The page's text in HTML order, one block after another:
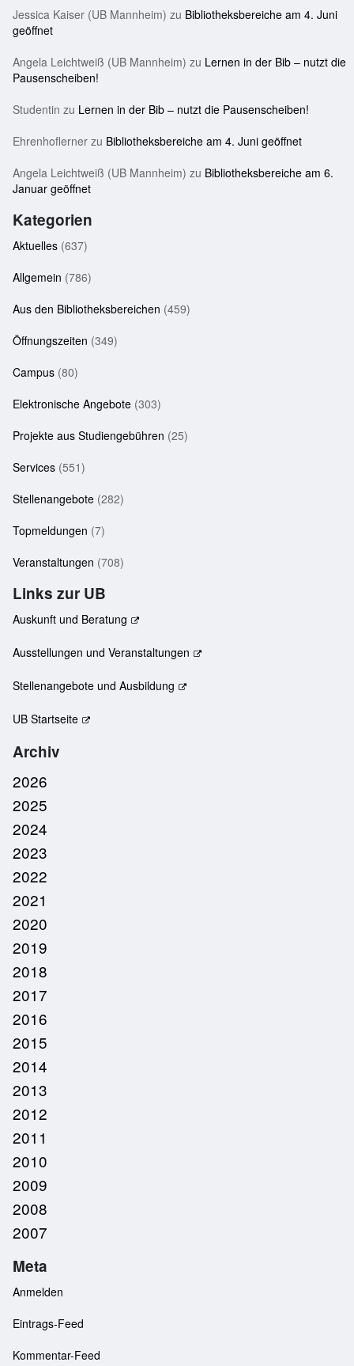
Jessica Kaiser (UB Mannheim) zu Bibliotheksbereiche am 4. Juni
geöffnet
Angela Leichtweiß (UB Mannheim) zu Lernen in der Bib – nutzt die
Pausenscheiben!
Studentin zu Lernen in der Bib – nutzt die Pausenscheiben!
Ehrenhoflerner zu Bibliotheksbereiche am 4. Juni geöffnet
Angela Leichtweiß (UB Mannheim) zu Bibliotheksbereiche am 6.
Januar geöffnet
Kategorien
Aktuelles (637)
Allgemein (786)
Aus den Bibliotheksbereichen (459)
Öffnungszeiten (349)
Campus (80)
Elektronische Angebote (303)
Projekte aus Studiengebühren (25)
Services (551)
Stellenangebote (282)
Topmeldungen (7)
Veranstaltungen (708)
Links zur UB
Auskunft und Beratung
Ausstellungen und Veranstaltungen
Stellenangebote und Ausbildung
UB Startseite
Archiv
2026
2025
2024
2023
2022
2021
2020
2019
2018
2017
2016
2015
2014
2013
2012
2011
2010
2009
2008
2007
Meta
Anmelden
Eintrags-Feed
Kommentar-Feed